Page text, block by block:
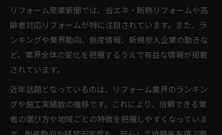
リフォーム産業新聞では、省エネ・断熱リフォームや高
齢者対応リフォームが特に注目されています。また、ラ
ンキングや業界動向、倒産情報、新規参入企業の動きな
ど、業界全体の変化を把握するうえで有益な情報が掲載
されています。
近年話題となっているのは、リフォーム業界のランキン
グや施工実績数の推移です。これにより、信頼できる業
者の選び方や地域ごとの特徴を把握しやすくなっていま